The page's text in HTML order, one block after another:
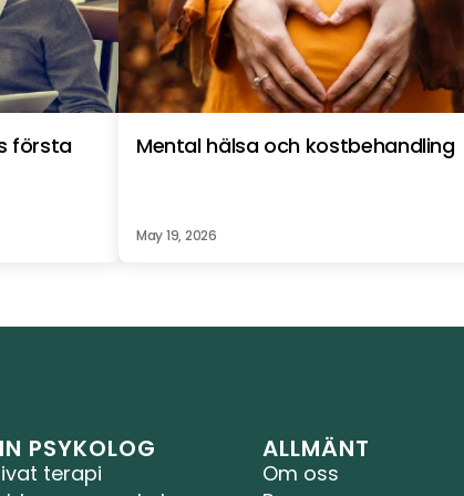
första
Mental hälsa och kostbehandling
May 19, 2026
PSYKOLOG
terapi
ALLMÄNT
Om oss